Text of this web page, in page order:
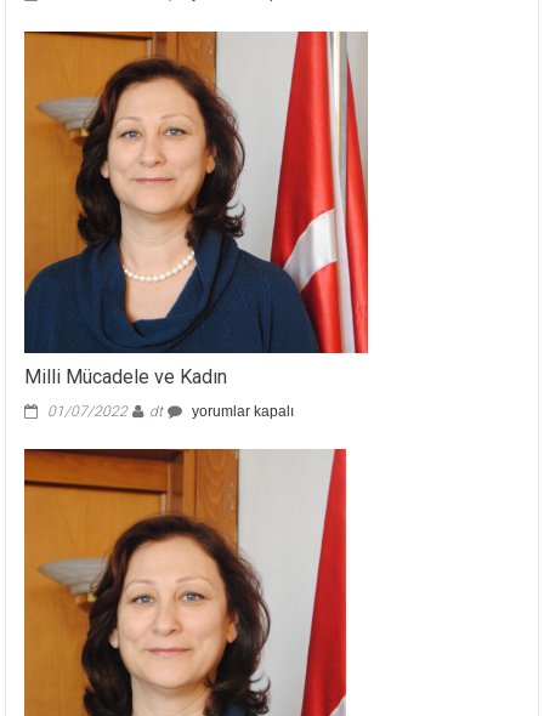
Şiddet
için
Milli Mücadele ve Kadın
01/07/2022 dt
Milli
ve
için
yorumlar kapalı